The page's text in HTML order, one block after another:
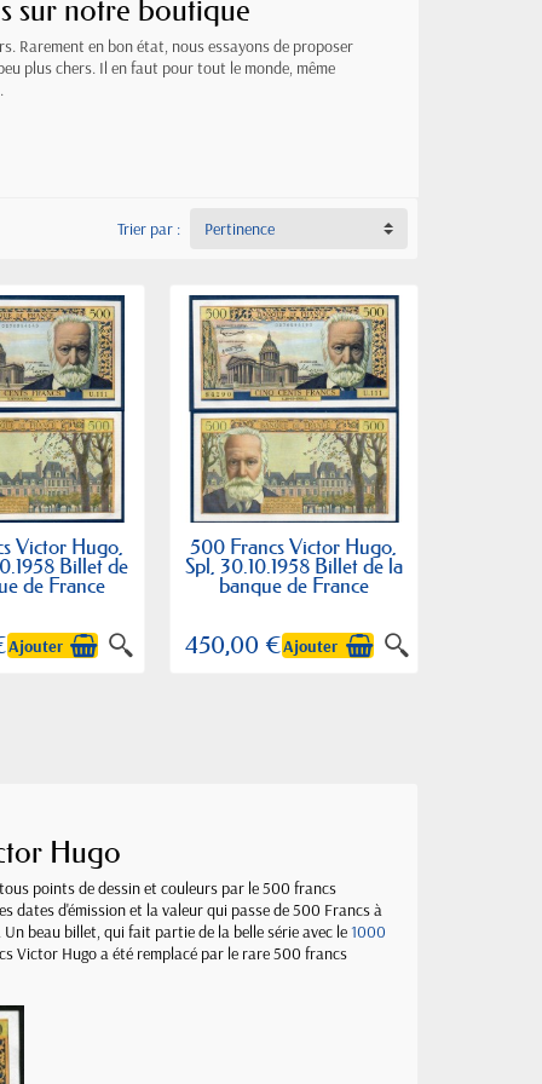
sur notre boutique
Rarement en bon état, nous essayons de proposer
plus chers. Il en faut pour tout le monde, même
.
Trier par : Pertinence
Victor Hugo,
Billet de
de France
Ajouter
500 Francs Victor Hugo,
Spl, 30.10.1958 Billet de la
banque de France
450,00 €Ajouter
Hugo
points de dessin et couleurs par le 500 francs
dates d'émission et la valeur qui passe de 500 Francs à
beau billet, qui fait partie de la belle série avec le1000
Victor Hugo a été remplacé par le rare 500 francs